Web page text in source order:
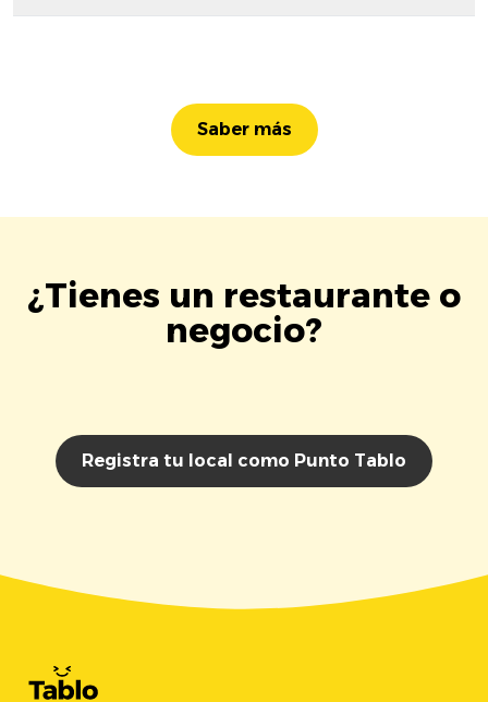
Saber más
¿Tienes un restaurante o
negocio?
Registra tu local como Punto Tablo